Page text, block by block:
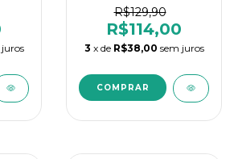
R$129,90
R$114,00
3 x de R$38,00 sem juros